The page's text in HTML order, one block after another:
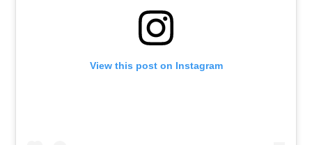
View this post on Instagram